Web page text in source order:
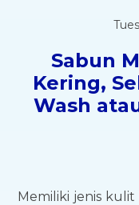
Sabun
Kering,
Wash
Memiliki jenis